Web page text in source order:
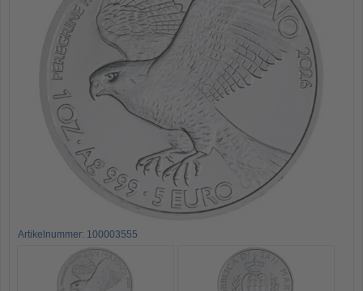
Artikelnummer: 100003555